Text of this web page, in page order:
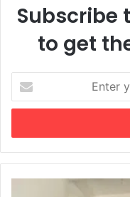
Subscribe
to get
your
Email